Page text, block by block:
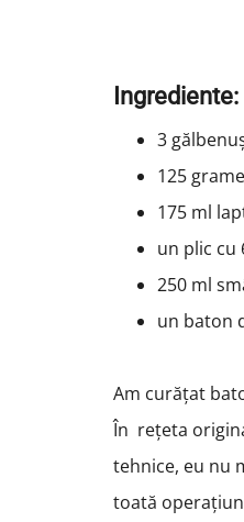
Ingrediente:
3
125
175 ml
un plic cu
250 ml
un baton
Am curățat
În rețeta
tehnice, eu nu
toată